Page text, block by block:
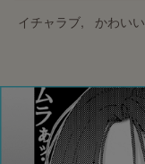
イチャラブ かわいい